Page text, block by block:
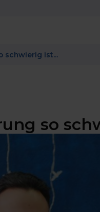
schwierig ist...
so